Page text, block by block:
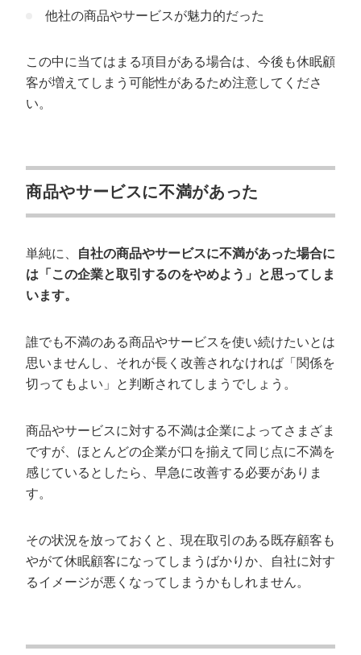
他社の商品やサービスが魅力的だった
この中に当てはまる項目がある場合は、今後も休眠顧
客が増えてしまう可能性があるため注意してくださ
い。
商品やサービスに不満があった
単純に、
自社の商品やサービスに不満があった場合に
は「この企業と取引するのをやめよう」と思ってしま
います。
誰でも不満のある商品やサービスを使い続けたいとは
思いませんし、それが長く改善されなければ「関係を
切ってもよい」と判断されてしまうでしょう。
商品やサービスに対する不満は企業によってさまざま
ですが、ほとんどの企業が口を揃えて同じ点に不満を
感じているとしたら、早急に改善する必要がありま
す。
その状況を放っておくと、現在取引のある既存顧客も
やがて休眠顧客になってしまうばかりか、自社に対す
るイメージが悪くなってしまうかもしれません。